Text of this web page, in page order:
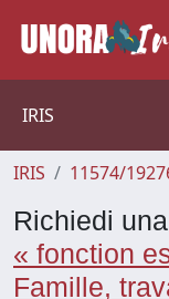
IRIS
IRIS 11574/
Richiedi
« fonction
Famille,